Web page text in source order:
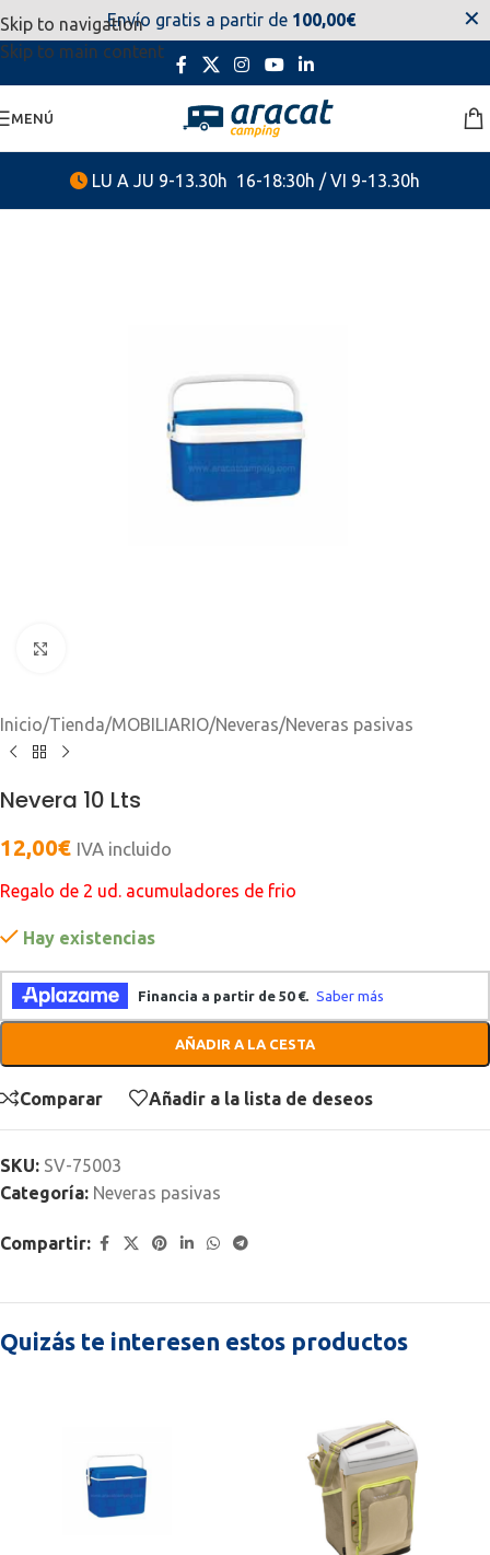
Skip to navigation
Skip to main content
estaremos disponibles. Disculpen las molestias.
MENÚ
LU A JU 9-13.30h 16-18:30h / VI 9-13.30h
Envío gratis a partir de 100,00€ ✕
Inicio/Tienda/MOBILIARIO/Neveras/Neveras pasivas
Nevera 10 Lts
12,00€ IVA incluido
Regalo de 2 ud. acumuladores de frio
Hay existencias
AÑADIR A LA CESTA
Comparar Añadir a la lista de deseos
SKU: SV-75003
Categoría: Neveras pasivas
Compartir:
Quizás te interesen estos productos